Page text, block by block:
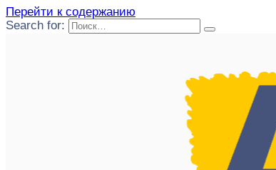
Перейти к содержанию
Search for: